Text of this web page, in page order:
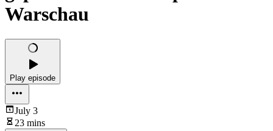
Warschau
Play episode
July 3
23 mins